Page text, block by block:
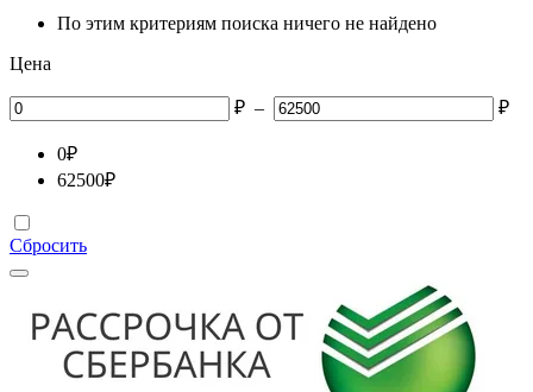
По этим критериям поиска ничего не найдено
Цена
₽ – ₽
0₽
62500₽
Сбросить